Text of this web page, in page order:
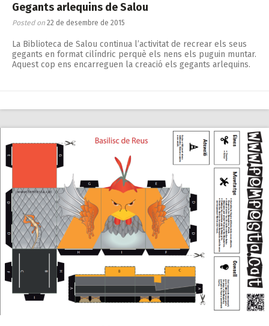
Gegants arlequins de Salou
Posted on 22 de desembre de 2015
La Biblioteca de Salou continua l’activitat de recrear els seus
gegants en format cilíndric perquè els nens els puguin muntar.
Aquest cop ens encarreguen la creació els gegants arlequins.